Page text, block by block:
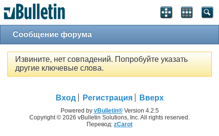
Сообщение форума
Извините, нет совпадений. Попробуйте указать
другие ключевые слова.
Вход Регистрация Вверх
Powered by vBulletin®Version 4.2.5
Copyright © 2026 vBulletin Solutions, Inc. All rights reserved.
Перевод: zCarot